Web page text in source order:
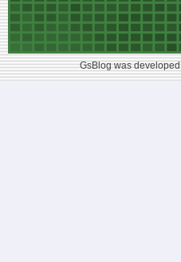
GsBlog was